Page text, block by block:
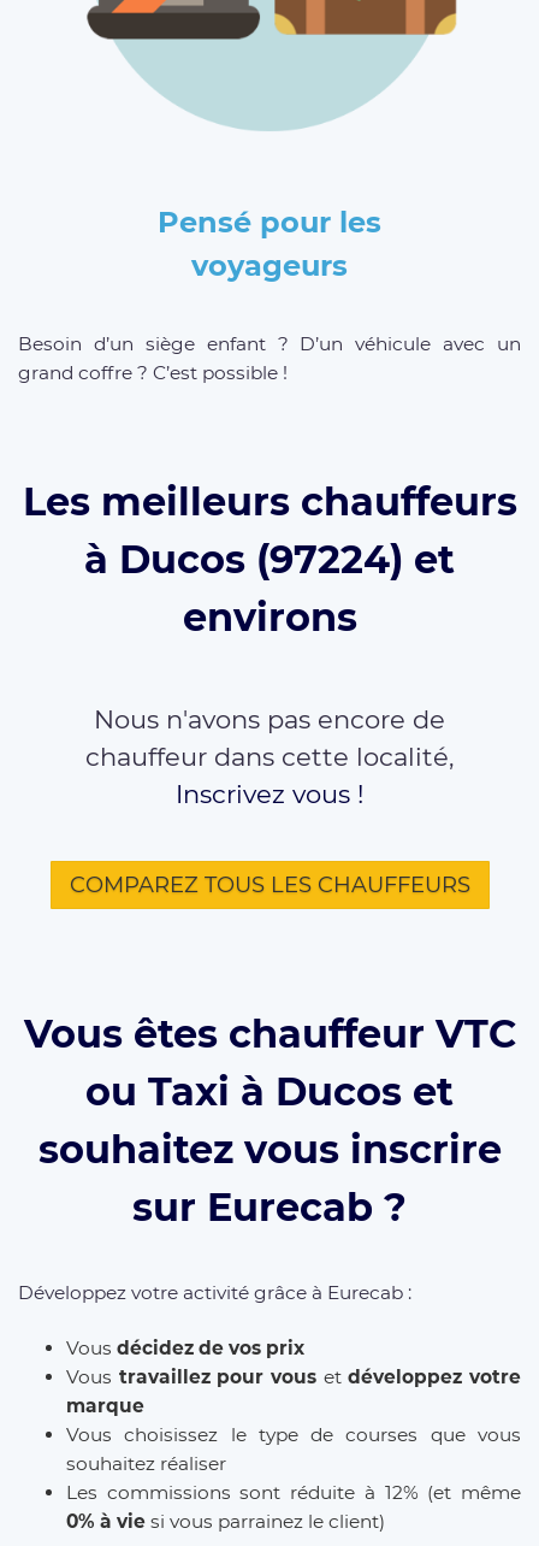
Pensé pour les
voyageurs
Besoin d’un siège enfant ? D’un véhicule avec un
grand coffre ? C’est possible !
Les meilleurs chauffeurs
à Ducos (97224) et
environs
Nous n'avons pas encore de
chauffeur dans cette localité,
Inscrivez vous !
COMPAREZ TOUS LES CHAUFFEURS
Vous êtes chauffeur VTC
ou Taxi à Ducos et
souhaitez vous inscrire
sur Eurecab ?
Développez votre activité grâce à Eurecab :
Vous décidez de vos prix
Vous travaillez pour vous etdéveloppez votre
marque
Vous choisissez le type de courses que vous
souhaitez réaliser
Les commissions sont réduite à 12% (et même
0% à vie si vous parrainez le client)